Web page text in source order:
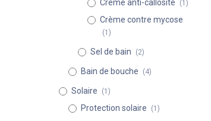
Crème anti-callosité (1)
Crème contre mycose
(1)
Sel de bain (2)
Bain de bouche (4)
Solaire (1)
Protection solaire (1)